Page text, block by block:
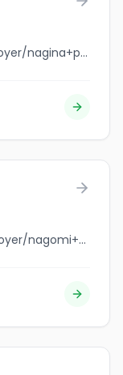
jobbank.gc.ca/browsejobs/employer/nagina+property+ltd/ca
jobbank.gc.ca/browsejobs/employer/nagomi+sushi/ca